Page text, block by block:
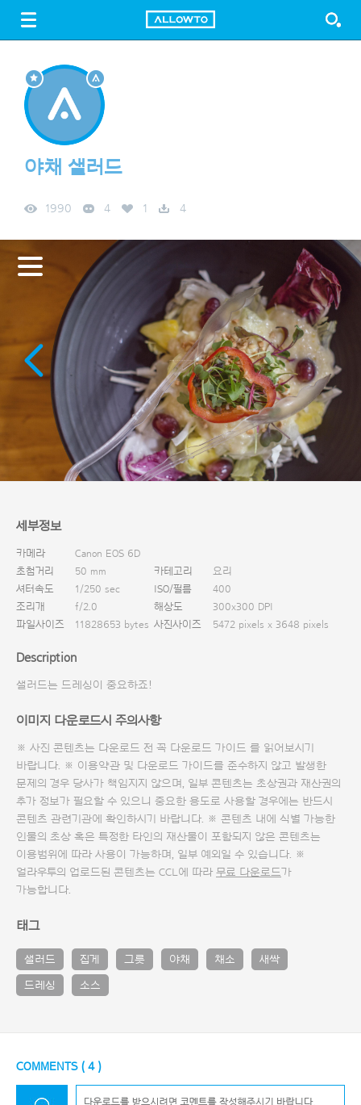
FREE DOWNLOAD
야채 샐러드
1990 4 1 4
세부정보
카메라
Canon EOS 6D
초첨거리
50 mm 카테고리
요리
셔터속도
1/250 sec ISO/필름
400
조리개
f/2.0 해상도
300x300 DPI
파일사이즈
11828653 bytes 사진사이즈 5472 pixels x 3648 pixels
Description
샐러드는 드레싱이 중요하죠!
이미지 다운로드시 주의사항
※ 사진 콘텐츠는 다운로드 전 꼭 다운로드 가이드 를 읽어보시기
바랍니다. ※ 이용약관 및 다운로드 가이드를 준수하지 않고 발생한
문제의 경우 당사가 책임지지 않으며, 일부 콘텐츠는 초상권과 재산권의
추가 정보가 필요할 수 있으니 중요한 용도로 사용할 경우에는 반드시
콘텐츠 관련기관에 확인하시기 바랍니다. ※ 콘텐츠 내에 식별 가능한
인물의 초상 혹은 특정한 타인의 재산물이 포함되지 않은 콘텐츠는
이용범위에 따라 사용이 가능하며, 일부 예외일 수 있습니다. ※
얼라우투의 업로드된 콘텐츠는 CCL에 따라 무료 다운로드가
가능합니다.
태그
샐러드 집게 그릇 야채 채소 새싹
드레싱 소스
COMMENTS ( 4)